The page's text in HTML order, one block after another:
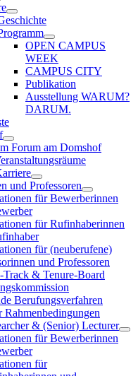
OPEN CAMPUS
WEEK
CAMPUS CITY
Publikation
Ausstellung WARUM?
DARUM.
Forum am Domshof
und Professoren
für Bewerberinnen
für Rufinhaberinnen
für (neuberufene)
und Professoren
Track & Tenure-Board
Berufungsverfahren
Rahmenbedingungen
& (Senior) Lecturer
für Bewerberinnen
für